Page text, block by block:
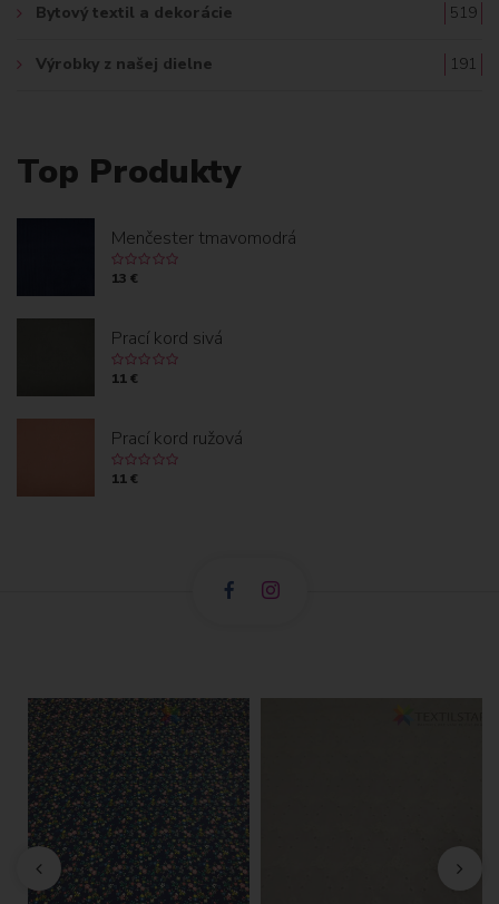
Bytový textil a dekorácie 519
Výrobky z našej dielne 191
Top Produkty
Menčester tmavomodrá
13 €
Prací kord sivá
11 €
Prací kord ružová
11 €